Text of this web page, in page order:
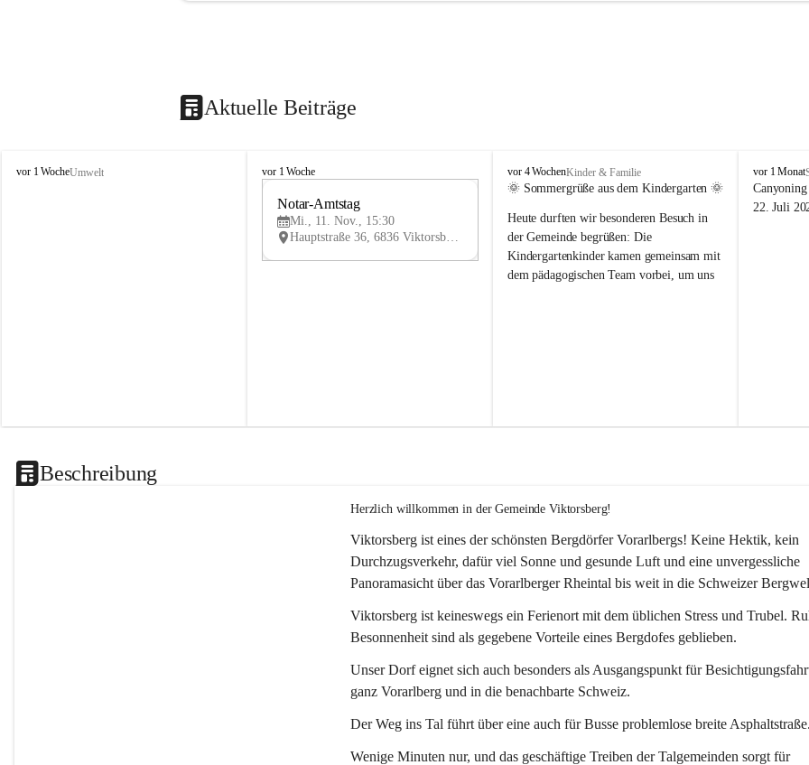
Aktuelle Beiträge
V
vor 1 WocheUmwelt
V
vor 1 Woche
V
Notar-Amtstag
Mi., 11. Nov., 15:30
Hauptstraße 36, 6836 Viktorsberg, AUT
V
i
t
o
r
s
vor 4 WochenKinder & Familie
🌞 Sommergrüße aus dem Kindergarten 🌞
Heute durften wir besonderen Besuch in
der Gemeinde begrüßen: Die
Kindergartenkinder kamen gemeinsam mit
dem pädagogischen Team vorbei, um uns
V
i
k
vor 1 Monat
22. Juli
Beschreibung
Herzlich willkommen in der Gemeinde Viktorsberg!
Viktorsberg ist eines der schönsten Bergdörfer Vorarlbergs! Keine Hektik, kein
Durchzugsverkehr, dafür viel Sonne und gesunde Luft und eine unvergessliche
Panoramasicht über das Vorarlberger Rheintal bis weit in die Schweizer
Viktorsberg ist keineswegs ein Ferienort mit dem üblichen Stress und Trubel.
Besonnenheit sind als gegebene Vorteile eines Bergdofes geblieben.
Unser Dorf eignet sich auch besonders als Ausgangspunkt für
ganz Vorarlberg und in die benachbarte Schweiz.
Der Weg ins Tal führt über eine auch für Busse problemlose breite
Wenige Minuten nur, und das geschäftige Treiben der Talgemeinden sorgt für